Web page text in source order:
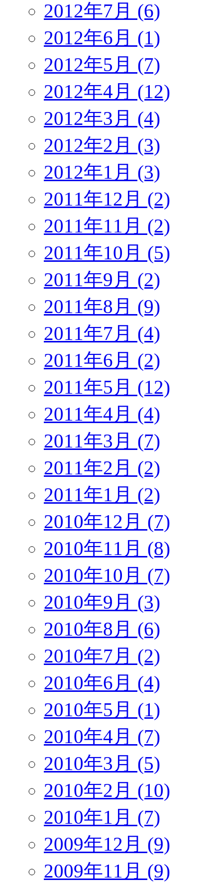
2012年7月 (6)
2012年6月 (1)
2012年5月 (7)
2012年4月 (12)
2012年3月 (4)
2012年2月 (3)
2012年1月 (3)
2011年12月 (2)
2011年11月 (2)
2011年10月 (5)
2011年9月 (2)
2011年8月 (9)
2011年7月 (4)
2011年6月 (2)
2011年5月 (12)
2011年4月 (4)
2011年3月 (7)
2011年2月 (2)
2011年1月 (2)
2010年12月 (7)
2010年11月 (8)
2010年10月 (7)
2010年9月 (3)
2010年8月 (6)
2010年7月 (2)
2010年6月 (4)
2010年5月 (1)
2010年4月 (7)
2010年3月 (5)
2010年2月 (10)
2010年1月 (7)
2009年12月 (9)
2009年11月 (9)